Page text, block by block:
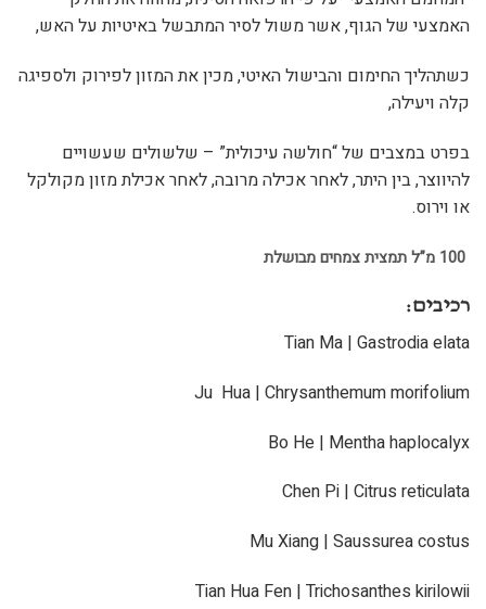
האמצעי של הגוף, אשר משול לסיר המתבשל באיטיות על האש,
כשתהליך החימום והבישול האיטי, מכין את המזון לפירוק ולספיגה
קלה ויעילה,
בפרט במצבים של “חולשה עיכולית” – שלשולים שעשויים
להיווצר, בין היתר, לאחר אכילה מרובה, לאחר אכילת מזון מקולקל
או וירוס.
100 מ”ל תמצית צמחים מבושלת
רכיבים:
Tian Ma | Gastrodia elata
Ju Hua | Chrysanthemum morifolium
Bo He | Mentha haplocalyx
Chen Pi | Citrus reticulata
Mu Xiang | Saussurea costus
Tian Hua Fen | Trichosanthes kirilowii